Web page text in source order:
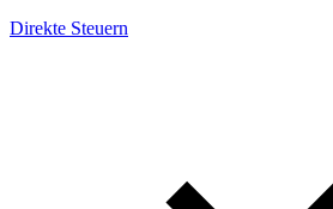
Direkte Steuern